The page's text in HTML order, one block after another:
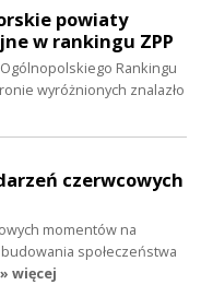
powiaty
w rankingu ZPP
Rankingu
wyróżnionych znalazło
czerwcowych
momentów na
społeczeństwa
» więcej